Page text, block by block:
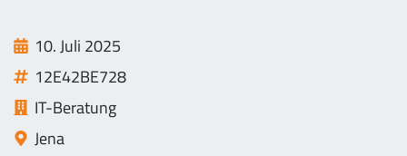
10. Juli 2025
12E42BE728
IT-Beratung
Jena